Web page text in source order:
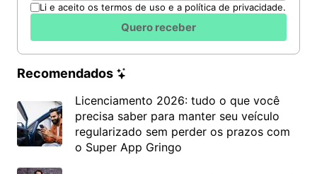
Li e aceito os termos de uso e a política de privacidade.
Quero receber
Recomendados
Licenciamento 2026: tudo o que você
precisa saber para manter seu veículo
regularizado sem perder os prazos com
o Super App Gringo